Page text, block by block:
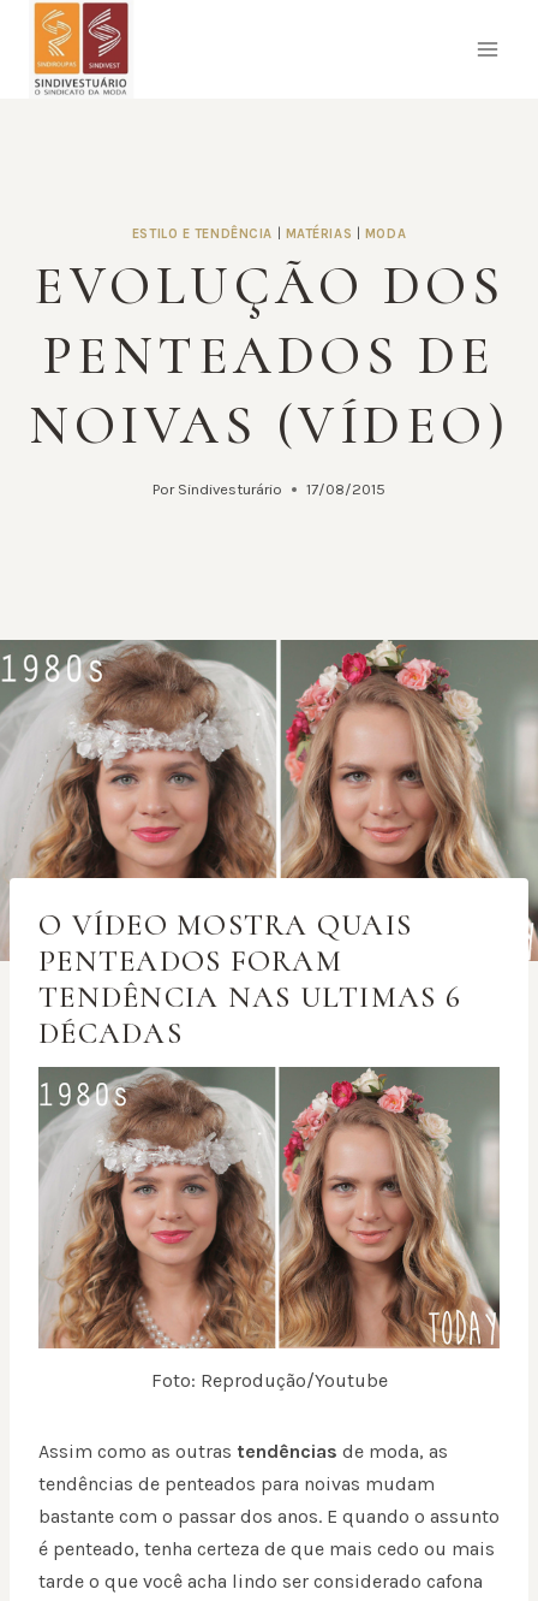
Pular
ESTILO E TENDÊNCIA MATÉRIAS MODA
EVOLUÇÃO DOS
PENTEADOS DE
NOIVAS (VÍDEO)
Por Sindivesturário 17/08/2015
O VÍDEO MOSTRA QUAIS
PENTEADOS FORAM
TENDÊNCIA NAS ULTIMAS 6
DÉCADAS
Foto: Reprodução/Youtube
Assim como as outras tendências de moda, as
tendências de penteados para noivas mudam
bastante com o passar dos anos. E quando o assunto
é penteado, tenha certeza de que mais cedo ou mais
tarde o que você acha lindo ser considerado cafona